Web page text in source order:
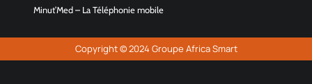
Minut’Med – La Téléphonie mobile
Copyright © 2024 Groupe Africa Smart